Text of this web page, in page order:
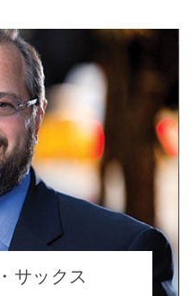
サックス
バン・サックス
ートナー | ニューヨーク
個人クライアント・税務
プロフィールを見る